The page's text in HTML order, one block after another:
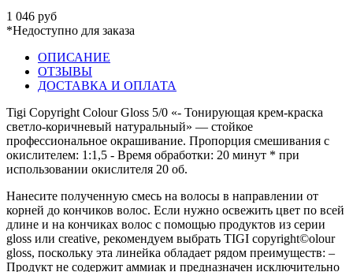
1 046 руб
*Недоступно для заказа
ОПИСАНИЕ
ОТЗЫВЫ
ДОСТАВКА И ОПЛАТА
Tigi Copyright Colour Gloss 5/0 «- Тонирующая крем-краска
светло-коричневый натуральный» — стойкое
профессиональное окрашивание. Пропорция смешивания с
окислителем: 1:1,5 - Время обработки: 20 минут * при
использовании окислителя 20 об.
Нанесите полученную смесь на волосы в направлении от
корней до кончиков волос. Если нужно освежить цвет по всей
длине и на кончиках волос с помощью продуктов из серии
gloss или creative, рекомендуем выбрать TIGI copyright©olour
gloss, поскольку эта линейка обладает рядом преимуществ: –
Продукт не содержит аммиак и предназначен исключительно